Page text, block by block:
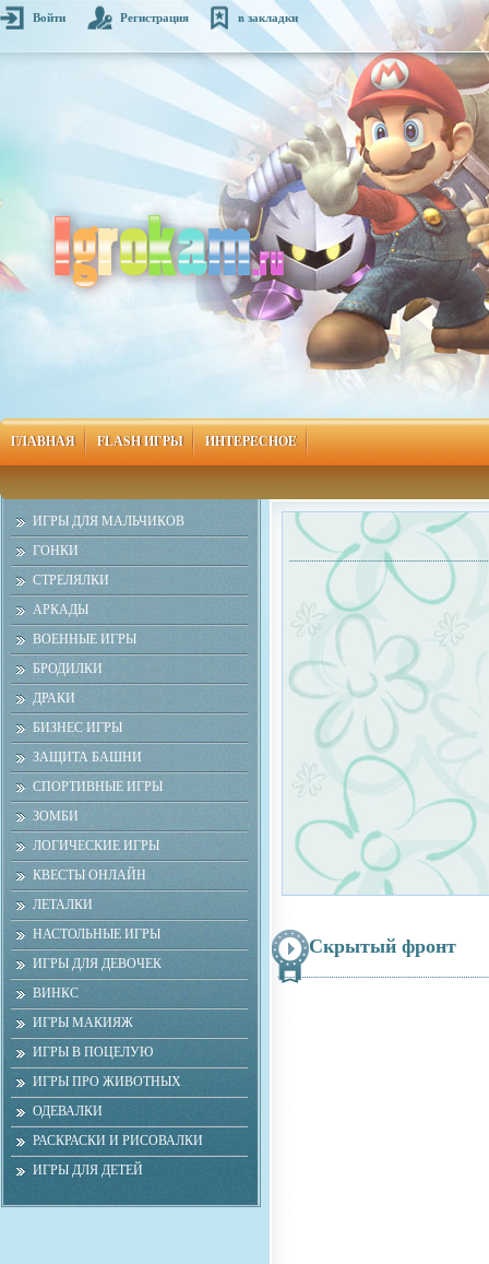
Войти Регистрация в закладки
ГЛАВНАЯ FLASH ИГРЫ ИНТЕРЕСНОЕ
ИГРЫ ДЛЯ МАЛЬЧИКОВ
ГОНКИ
СТРЕЛЯЛКИ
АРКАДЫ
ВОЕННЫЕ ИГРЫ
БРОДИЛКИ
ДРАКИ
БИЗНЕС ИГРЫ
ЗАЩИТА БАШНИ
СПОРТИВНЫЕ ИГРЫ
ЗОМБИ
ЛОГИЧЕСКИЕ ИГРЫ
КВЕСТЫ ОНЛАЙН
ЛЕТАЛКИ
НАСТОЛЬНЫЕ ИГРЫ
ИГРЫ ДЛЯ ДЕВОЧЕК
ВИНКС
ИГРЫ МАКИЯЖ
ИГРЫ В ПОЦЕЛУЮ
ИГРЫ ПРО ЖИВОТНЫХ
ОДЕВАЛКИ
РАСКРАСКИ И РИСОВАЛКИ
ИГРЫ ДЛЯ ДЕТЕЙ
Скрытый фронт